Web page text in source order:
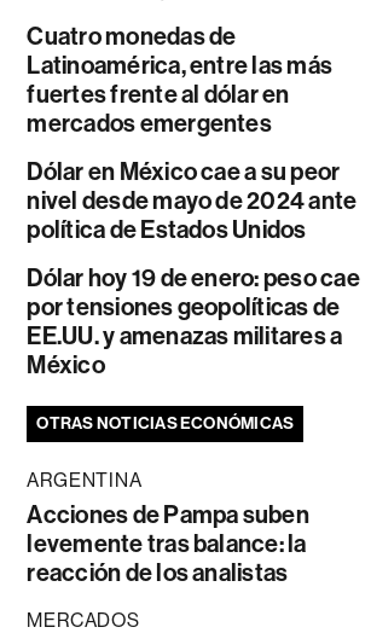
Cuatro monedas de
Latinoamérica, entre las más
fuertes frente al dólar en
mercados emergentes
Dólar en México cae a su peor
nivel desde mayo de 2024 ante
política de Estados Unidos
Dólar hoy 19 de enero: peso cae
por tensiones geopolíticas de
EE.UU. y amenazas militares a
México
OTRAS NOTICIAS ECONÓMICAS
ARGENTINA
Acciones de Pampa suben
levemente tras balance: la
reacción de los analistas
MERCADOS